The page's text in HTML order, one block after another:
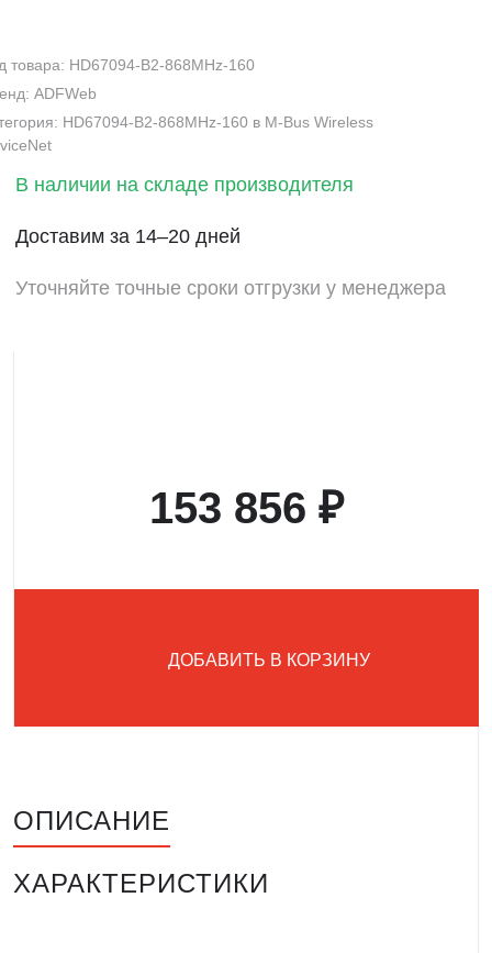
товара: HD67094-B2-868MHz-160
ADFWeb
HD67094-B2-868MHz-160 в M-Bus Wireless
В наличии на складе производителя
Доставим за 14–20 дней
Уточняйте точные сроки отгрузки у менеджера
153 856 ₽
ДОБАВИТЬ В КОРЗИНУ
ОПИСАНИЕ
ХАРАКТЕРИСТИКИ